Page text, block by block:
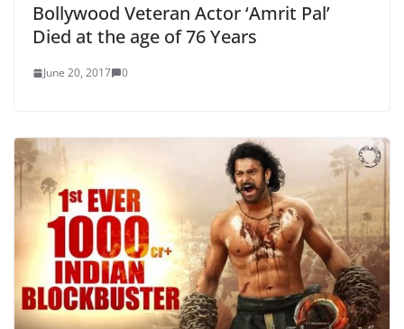
Bollywood Veteran Actor ‘Amrit Pal’
Died at the age of 76 Years
June 20, 2017 0